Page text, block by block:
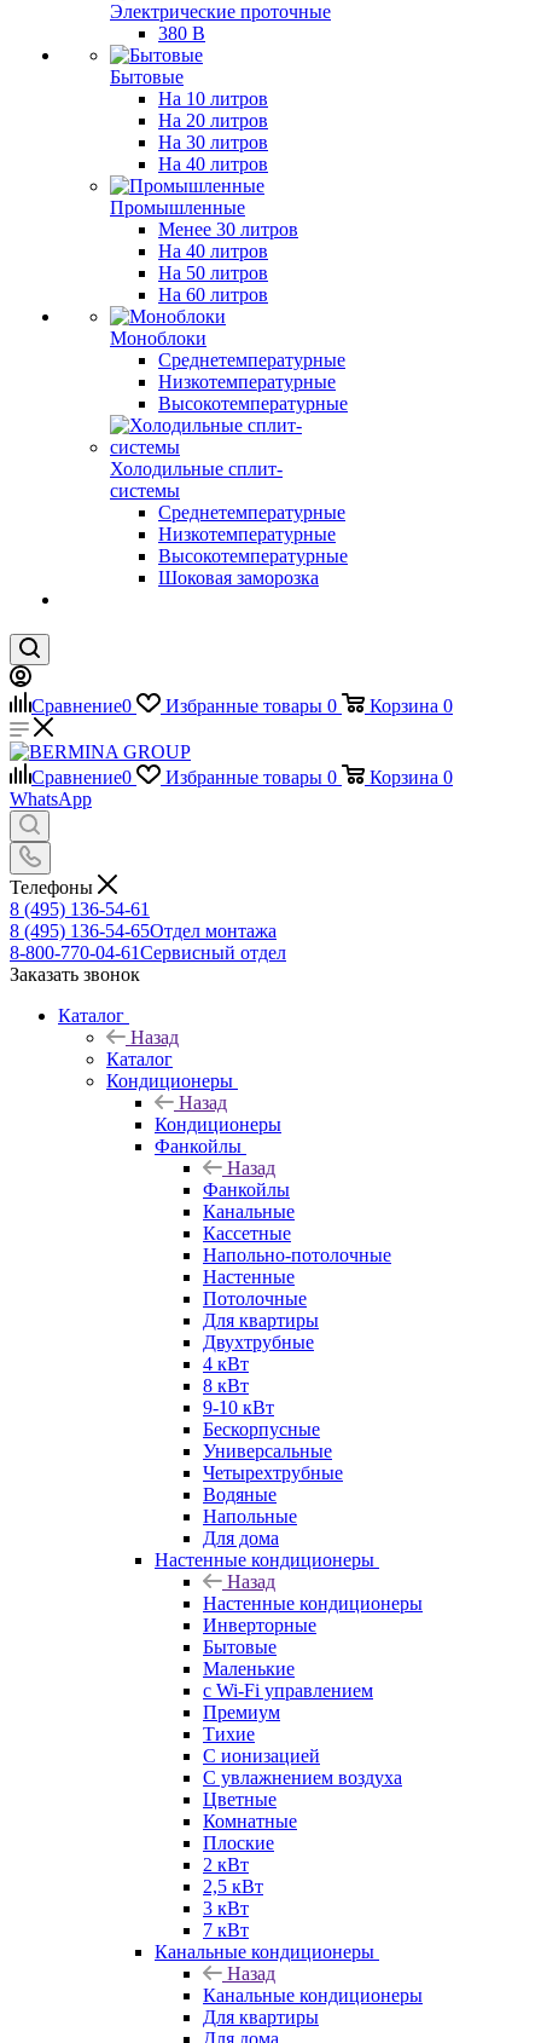
Электрические проточные
380 В
Бытовые
На 10 литров
На 20 литров
На 30 литров
На 40 литров
Промышленные
Менее 30 литров
На 40 литров
На 50 литров
На 60 литров
Моноблоки
Среднетемпературные
Низкотемпературные
Высокотемпературные
Холодильные сплит-
системы
Среднетемпературные
Низкотемпературные
Высокотемпературные
Шоковая заморозка
Сравнение0 Избранные товары 0 Корзина 0
Сравнение0 Избранные товары 0 Корзина 0
WhatsApp
Телефоны
8 (495) 136-54-61
8 (495) 136-54-65Отдел монтажа
8-800-770-04-61Сервисный отдел
Заказать звонок
Каталог
Назад
Каталог
Кондиционеры
Назад
Кондиционеры
Фанкойлы
Назад
Фанкойлы
Канальные
Кассетные
Напольно-потолочные
Настенные
Потолочные
Для квартиры
Двухтрубные
4 кВт
8 кВт
9-10 кВт
Бескорпусные
Универсальные
Четырехтрубные
Водяные
Напольные
Для дома
Настенные кондиционеры
Назад
Настенные кондиционеры
Инверторные
Бытовые
Маленькие
с Wi-Fi управлением
Премиум
Тихие
С ионизацией
С увлажнением воздуха
Цветные
Комнатные
Плоские
2 кВт
2,5 кВт
3 кВт
7 кВт
Канальные кондиционеры
Назад
Канальные кондиционеры
Для квартиры
Для дома